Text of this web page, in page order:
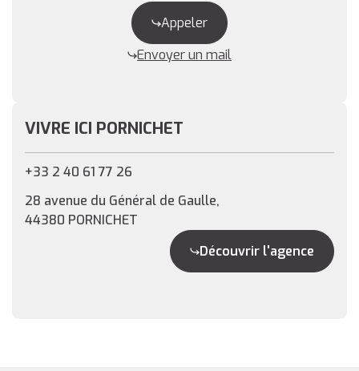
Appeler
Envoyer un mail
VIVRE ICI PORNICHET
+33 2 40 61 77 26
28 avenue du Général de Gaulle,
44380 PORNICHET
Découvrir l'agence